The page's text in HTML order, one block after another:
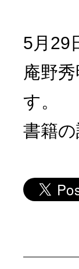
5月29
庵野
す。
書籍